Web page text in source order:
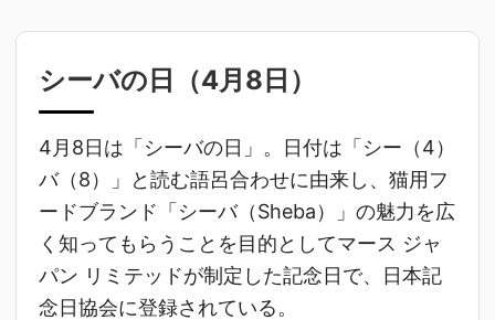
シーバの日（4月8日 ）
4月8日は「シーバの日」。日付は「シー（4）
バ（8）」と読む語呂合わせに由来し、猫用フ
ードブランド「シーバ（Sheba）」の魅力を広
く知ってもらうことを目的としてマース ジャ
パン リミテッドが制定した記念日で、日本記
念日協会に登録されている。